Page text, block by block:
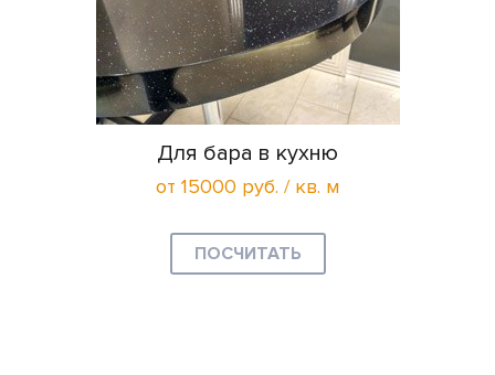
Для бара в кухню
от 15000 руб. / кв. м
ПОСЧИТАТЬ